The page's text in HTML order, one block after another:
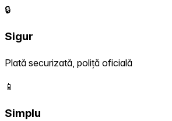
🔒
Sigur
Plată securizată, poliță oficială
📱
Simplu